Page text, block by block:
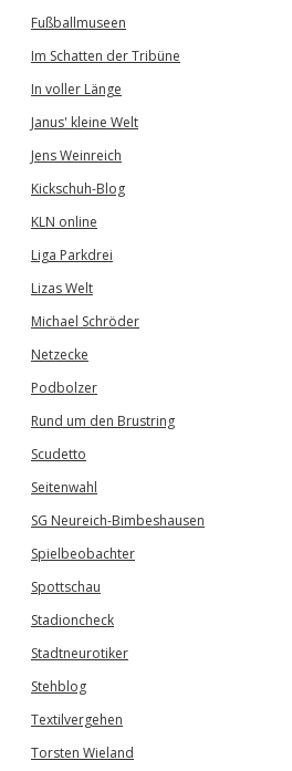
Fußballmuseen
Im Schatten der Tribüne
In voller Länge
Janus' kleine Welt
Jens Weinreich
Kickschuh-Blog
KLN online
Liga Parkdrei
Lizas Welt
Michael Schröder
Netzecke
Podbolzer
Rund um den Brustring
Scudetto
Seitenwahl
SG Neureich-Bimbeshausen
Spielbeobachter
Spottschau
Stadioncheck
Stadtneurotiker
Stehblog
Textilvergehen
Torsten Wieland